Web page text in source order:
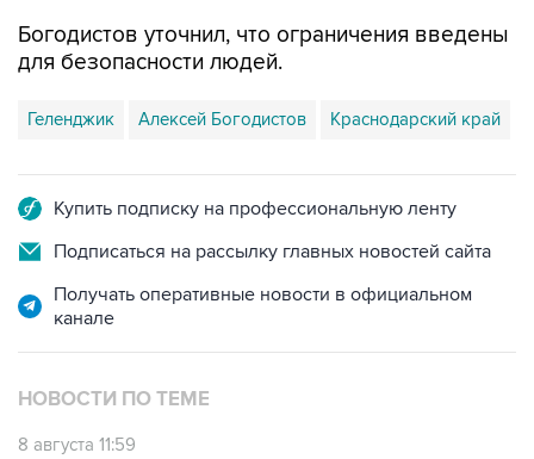
Богодистов уточнил, что ограничения введены
для безопасности людей.
Геленджик Алексей Богодистов Краснодарский край
Купить подписку на профессиональную ленту
Подписаться на рассылку главных новостей сайта
Получать оперативные новости в официальном
канале
НОВОСТИ ПО ТЕМЕ
8 августа 11:59